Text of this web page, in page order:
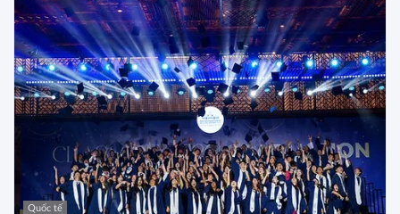
Quốc tế